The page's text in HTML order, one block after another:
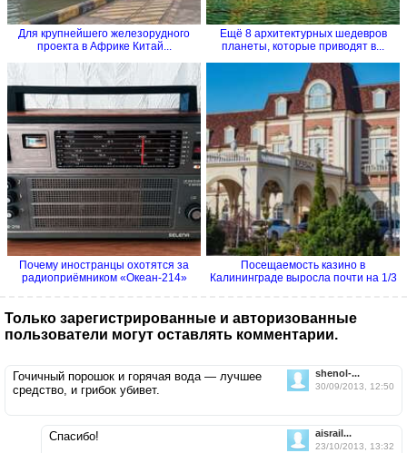
Для крупнейшего железорудного
проекта в Африке Китай...
Ещё 8 архитектурных шедевров
планеты, которые приводят в...
Почему иностранцы охотятся за
радиоприёмником «Океан-214»
Посещаемость казино в
Калининграде выросла почти на 1/3
Только зарегистрированные и авторизованные
пользователи могут оставлять комментарии.
shenol-...
30/09/2013, 12:50
Гочичный порошок и горячая вода — лучшее
средство, и грибок убивет.
aisrail...
23/10/2013, 13:32
Спасибо!